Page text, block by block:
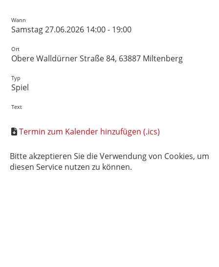
Wann
Samstag 27.06.2026 14:00 - 19:00
Ort
Obere Walldürner Straße 84, 63887 Miltenberg
Typ
Spiel
Text
Termin zum Kalender hinzufügen (.ics)
Bitte akzeptieren Sie die Verwendung von Cookies, um
diesen Service nutzen zu können.